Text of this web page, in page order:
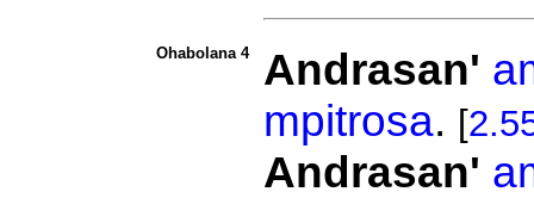
Ohabolana 4 Andrasan'
mpitrosa. [
Andrasan'